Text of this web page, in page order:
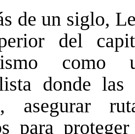
de un siglo,
del
como
donde las
asegurar
para